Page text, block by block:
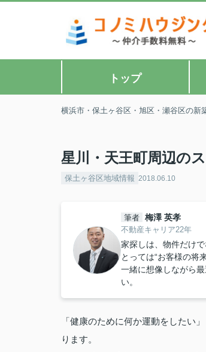
トップ
横浜市・保土ヶ谷区・旭区・瀬谷区の新
星川・天王町周辺の
保土ヶ谷区地域情報 2018.06.10
筆者 梅澤 英孝
不動産キャリア22年
家探しは、物件だけ
とっては“お客様の将
一緒に想像しながら
い。
「健康のために何か運動をしたい
ります。